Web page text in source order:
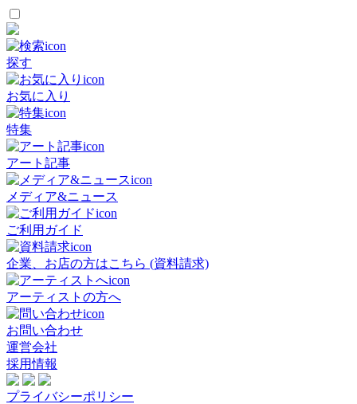
探す
お気に入り
特集
アート記事
メディア&ニュース
ご利用ガイド
企業、お店の方はこちら (資料請求)
アーティストの方へ
お問い合わせ
運営会社
採用情報
プライバシーポリシー